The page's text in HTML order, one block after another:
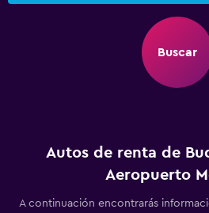
Buscar
Autos de renta de
Aeropuerto
A continuación encontrarás